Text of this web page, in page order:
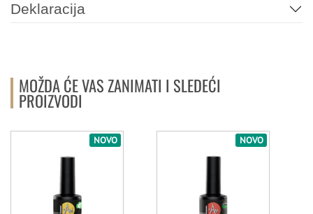
Deklaracija
MOŽDA ĆE VAS ZANIMATI I SLEDEĆI
PROIZVODI
NOVO NOVO